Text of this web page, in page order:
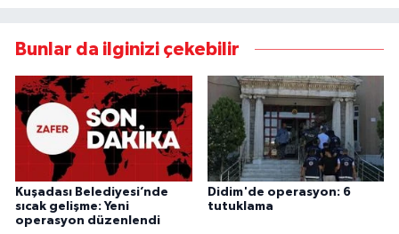
Bunlar da ilginizi çekebilir
Kuşadası Belediyesi’nde
sıcak gelişme: Yeni
operasyon düzenlendi
Didim'de operasyon: 6
tutuklama